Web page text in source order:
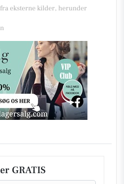
eksterne kilder, herunder
GRATIS